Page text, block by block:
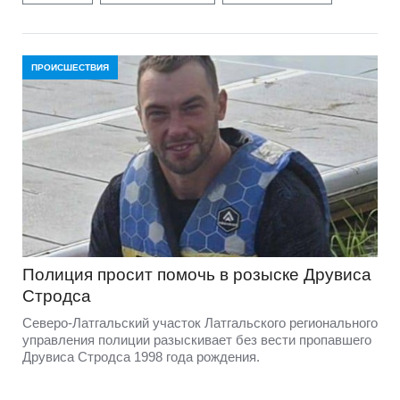
ПРОИСШЕСТВИЯ
Полиция просит помочь в розыске Друвиса
Стродса
Северо-Латгальский участок Латгальского регионального
управления полиции разыскивает без вести пропавшего
Друвиса Стродса 1998 года рождения.